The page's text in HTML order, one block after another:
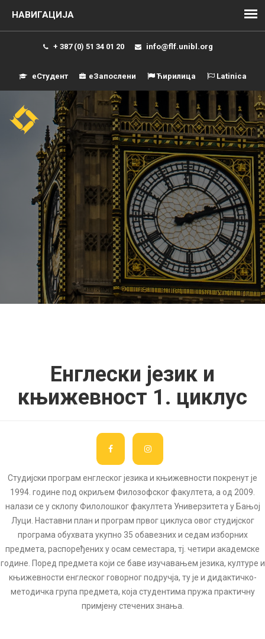
+ 387 (0) 51 34 01 20 info@flf.unibl.org
еСтудент еЗапослени Ћирилица Latinica
Енглески језик и
књижевност 1. циклус
Студијски програм енглеског језика и књижевности покренут је
1994. године под окриљем Филозофског факултета, а од 2009.
налази се у склопу Филолошког факултета Универзитета у Бањој
Луци. Наставни план и програм првог циклуса овог студијског
програма обухвата укупно 35 обавезних и седам изборних
предмета, распоређених у осам семестара, тј. четири академске
године. Поред предмета који се баве изучавањем језика, културе и
књижевности енглеског говорног подручја, ту је и дидактичко-
методичка група предмета, која студентима пружа практичну
примјену стечених знања.